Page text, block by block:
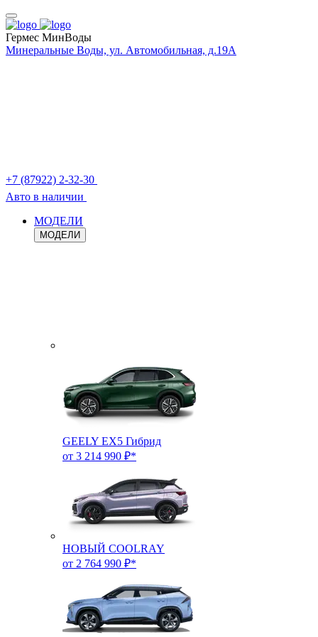
Гермес МинВоды
Минеральные Воды, ул. Автомобильная, д.19А
+7 (87922) 2-32-30
Авто в наличии
МОДЕЛИ
МОДЕЛИ
GEELY EX5 Гибрид
от 3 214 990 ₽*
НОВЫЙ COOLRAY
от 2 764 990 ₽*